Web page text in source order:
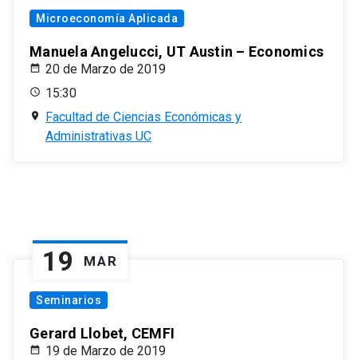
Microeconomía Aplicada
Manuela Angelucci, UT Austin – Economics
20 de Marzo de 2019
15:30
Facultad de Ciencias Económicas y
Administrativas UC
19 MAR
Seminarios
Gerard Llobet, CEMFI
19 de Marzo de 2019